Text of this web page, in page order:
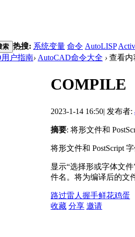
索 热搜: 系统变量 命令 AutoLISP
户指南› AutoCAD命令大全 › 查看内
COMPILE
2023-1-14 16:50| 发布者:
摘要: 将形文件和
将形文件和 PostScript
显示“选择形或字体文
件名。将为编译后的文
路过雷人 握手鲜花鸡蛋
收藏 分享 邀请